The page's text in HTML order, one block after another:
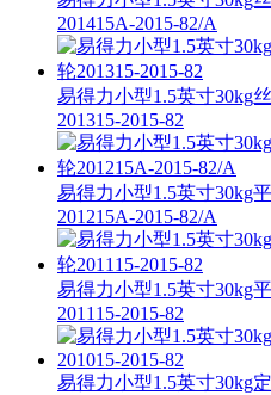
201415A-2015-82/A
易得力小型1.5英寸30kg
201315-2015-82
易得力小型1.5英寸30kg
201215A-2015-82/A
易得力小型1.5英寸30kg
201115-2015-82
易得力小型1.5英寸30kg